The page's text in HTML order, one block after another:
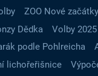
ZOO Nové začátky
Dědka
Volby 2025
podle Pohlreicha
lichořeřišnice